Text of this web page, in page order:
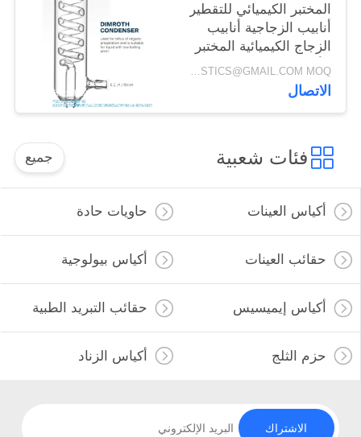
المختبر الكيميائي للتقطير
أنابيب الزجاجية أنابيب
الزجاج الكيميائية المختبر
الأنابيب المكثفة الزجاجية
Soxhlet Extractor
INQUIRY: BAGPLASTICS@GMAIL.COM MOQ:الـ (واتس اب) +8613780964661
الاتصال
فئات شعبية جميع
أكياس العينات حاويات حادة
حقائب العينات أكياس بيولوجية
أكياس إيميسيس حقائب التبريد الطبية
حزم الثلج أكياس الزناد
الاشتراك